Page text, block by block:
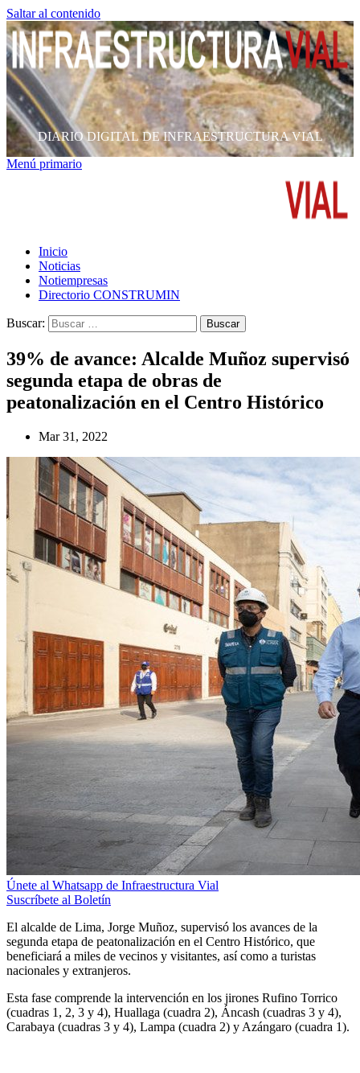
Saltar al contenido
DIARIO DIGITAL DE INFRAESTRUCTURA VIAL
Menú primario
Inicio
Noticias
Notiempresas
Directorio CONSTRUMIN
Buscar:
39% de avance: Alcalde Muñoz supervisó
segunda etapa de obras de
peatonalización en el Centro Histórico
Mar 31, 2022
Únete al Whatsapp de Infraestructura Vial
Suscríbete al Boletín
El alcalde de Lima, Jorge Muñoz, supervisó los avances de la
segunda etapa de peatonalización en el Centro Histórico, que
beneficiará a miles de vecinos y visitantes, así como a turistas
nacionales y extranjeros.
Esta fase comprende la intervención en los jirones Rufino Torrico
(cuadras 1, 2, 3 y 4), Huallaga (cuadra 2), Áncash (cuadras 3 y 4),
Carabaya (cuadras 3 y 4), Lampa (cuadra 2) y Azángaro (cuadra 1).